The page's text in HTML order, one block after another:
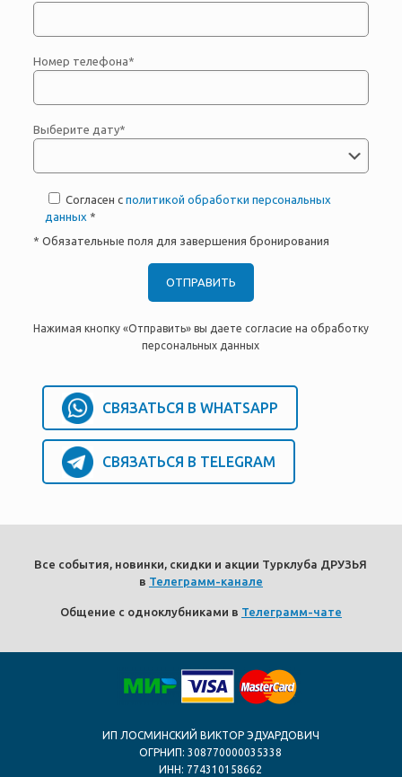
Номер телефона*
Выберите дату*
Согласен с политикой обработки персональных
данных *
* Обязательные поля для завершения бронирования
Нажимая кнопку «Отправить» вы даете согласие на обработку
персональных данных
СВЯЗАТЬСЯ В WHATSAPP
СВЯЗАТЬСЯ В TELEGRAM
Все события, новинки, скидки и акции Турклуба ДРУЗЬЯ
в Телеграмм-канале
Общение с одноклубниками в Телеграмм-чате
ИП ЛОСМИНСКИЙ ВИКТОР ЭДУАРДОВИЧ
ОГРНИП: 308770000035338
ИНН: 774310158662